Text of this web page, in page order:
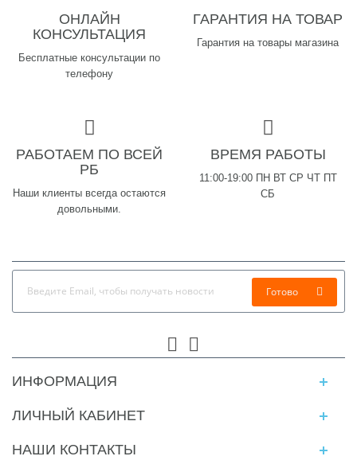
ОНЛАЙН
КОНСУЛЬТАЦИЯ
Бесплатные консультации по
телефону
ГАРАНТИЯ НА ТОВАР
Гарантия на товары магазина
РАБОТАЕМ ПО ВСЕЙ
РБ
Наши клиенты всегда остаются
довольными.
ВРЕМЯ РАБОТЫ
11:00-19:00 ПН ВТ СР ЧТ ПТ
СБ
Готово
ИНФОРМАЦИЯ
ЛИЧНЫЙ КАБИНЕТ
НАШИ КОНТАКТЫ